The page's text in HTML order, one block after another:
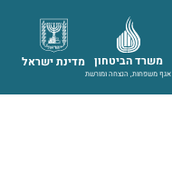
מדינת ישראל משרד הביטחון
אגף משפחות, הנצחה ומורשת